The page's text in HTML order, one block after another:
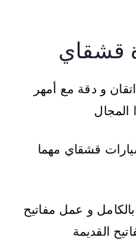
قشقاي
و دقة مع أمهر
المجال
قشقاي مهما
بالكامل و عمل مفاتيح
القديمة